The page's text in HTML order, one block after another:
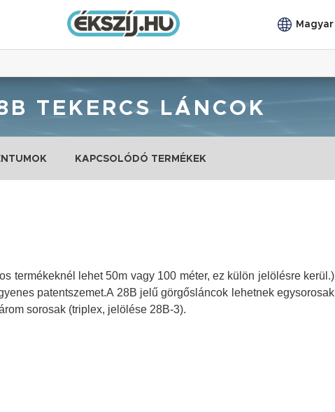
Magyar
TEKERCS LÁNCOK
KAPCSOLÓDÓ TERMÉKEK
termékeknél lehet 50m vagy 100 méter, ez külön jelölésre kerül.)
patentszemet.A 28B jelű görgősláncok lehetnek egysorosak
sorosak (triplex, jelölése 28B-3).